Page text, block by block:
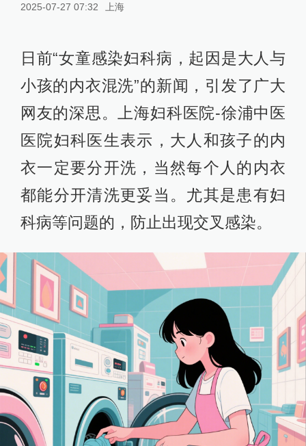
2025-07-27 07:32 上海
日前“女童感染妇科病，起因是大人与
小孩的内衣混洗”的新闻，引发了广大
网友的深思。上海妇科医院-徐浦中医
医院妇科医生表示，大人和孩子的内
衣一定要分开洗，当然每个人的内衣
都能分开清洗更妥当。尤其是患有妇
科病等问题的，防止出现交叉感染。